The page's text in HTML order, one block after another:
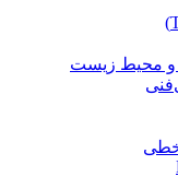
و محیط زیست
خطی